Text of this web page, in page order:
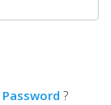
Password ?